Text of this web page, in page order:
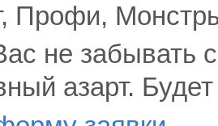
Профи,
не забывать
азарт.